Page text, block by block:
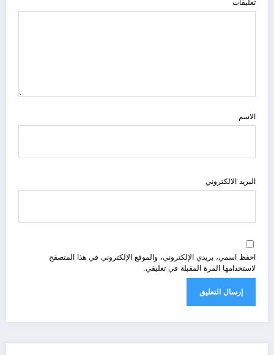
تعليقات
الاسم
البريد الالكتروني
احفظ اسمي، بريدي الإلكتروني، والموقع الإلكتروني في هذا المتصفح
لاستخدامها المرة المقبلة في تعليقي.